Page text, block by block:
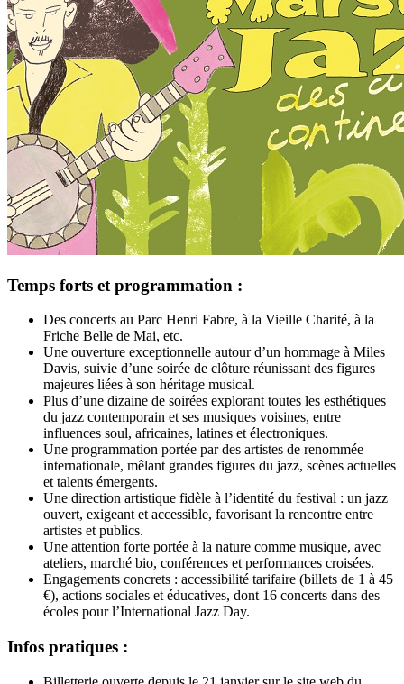
Temps forts et programmation :
Des concerts au Parc Henri Fabre, à la Vieille Charité, à la
Friche Belle de Mai, etc.
Une ouverture exceptionnelle autour d’un hommage à Miles
Davis, suivie d’une soirée de clôture réunissant des figures
majeures liées à son héritage musical.
Plus d’une dizaine de soirées explorant toutes les esthétiques
du jazz contemporain et ses musiques voisines, entre
influences soul, africaines, latines et électroniques.
Une programmation portée par des artistes de renommée
internationale, mêlant grandes figures du jazz, scènes actuelles
et talents émergents.
Une direction artistique fidèle à l’identité du festival : un jazz
ouvert, exigeant et accessible, favorisant la rencontre entre
artistes et publics.
Une attention forte portée à la nature comme musique, avec
ateliers, marché bio, conférences et performances croisées.
Engagements concrets : accessibilité tarifaire (billets de 1 à 45
€), actions sociales et éducatives, dont 16 concerts dans des
écoles pour l’International Jazz Day.
Infos pratiques :